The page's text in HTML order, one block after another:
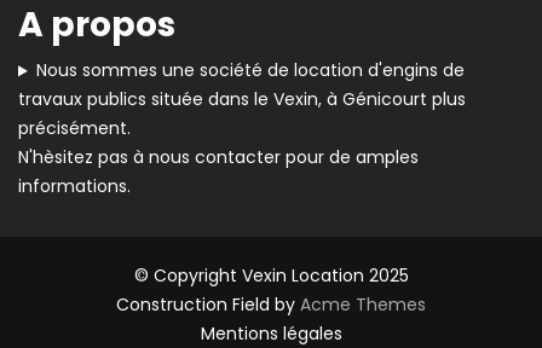
A propos
Nous sommes une société de location d'engins de
travaux publics située dans le Vexin, à Génicourt plus
précisément.
N'hèsitez pas à nous contacter pour de amples
informations.
© Copyright Vexin Location 2025
Construction Field by Acme Themes
Mentions légales